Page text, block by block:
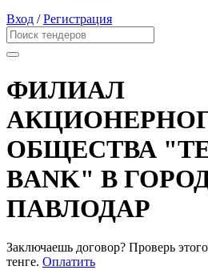
Вход /Регистрация
ФИЛИАЛ
ОБЩЕСТВА
BANK" В
ПАВЛОДАР
Заключаешь договор? Проверь
тенге. Оплатить